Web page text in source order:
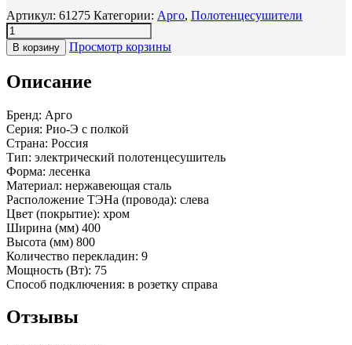
Артикул: 61275 Категории: Арго, Полотенцесушители
В корзину Просмотр корзины
Описание
Бренд: Арго
Серия: Рио-Э с полкой
Страна: Россия
Тип: электрический полотенцесушитель
Форма: лесенка
Материал: нержавеющая сталь
Расположение ТЭНа (провода): слева
Цвет (покрытие): хром
Ширина (мм) 400
Высота (мм) 800
Количество перекладин: 9
Мощность (Вт): 75
Способ подключения: в розетку справа
Отзывы